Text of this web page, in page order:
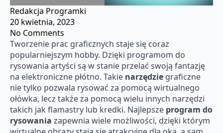
Redakcja Programki
20 kwietnia, 2023
No Comments
Tworzenie prac graficznych staje się coraz
popularniejszym hobby. Dzięki programom do
rysowania artyści są w stanie przelać swoją fantazję
na elektroniczne płótno. Takie narzędzie graficzne
nie tylko pozwala rysować za pomocą wirtualnego
ołówka, lecz także za pomocą wielu innych narzędzi
takich jak flamastry lub kredki. Najlepsze program do
rysowania zapewnia wiele możliwości, dzięki którym